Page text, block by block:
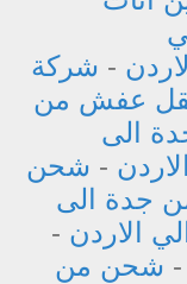
- شركة
عفش من
الى
- شحن
جدة الى
الاردن -
- شحن من